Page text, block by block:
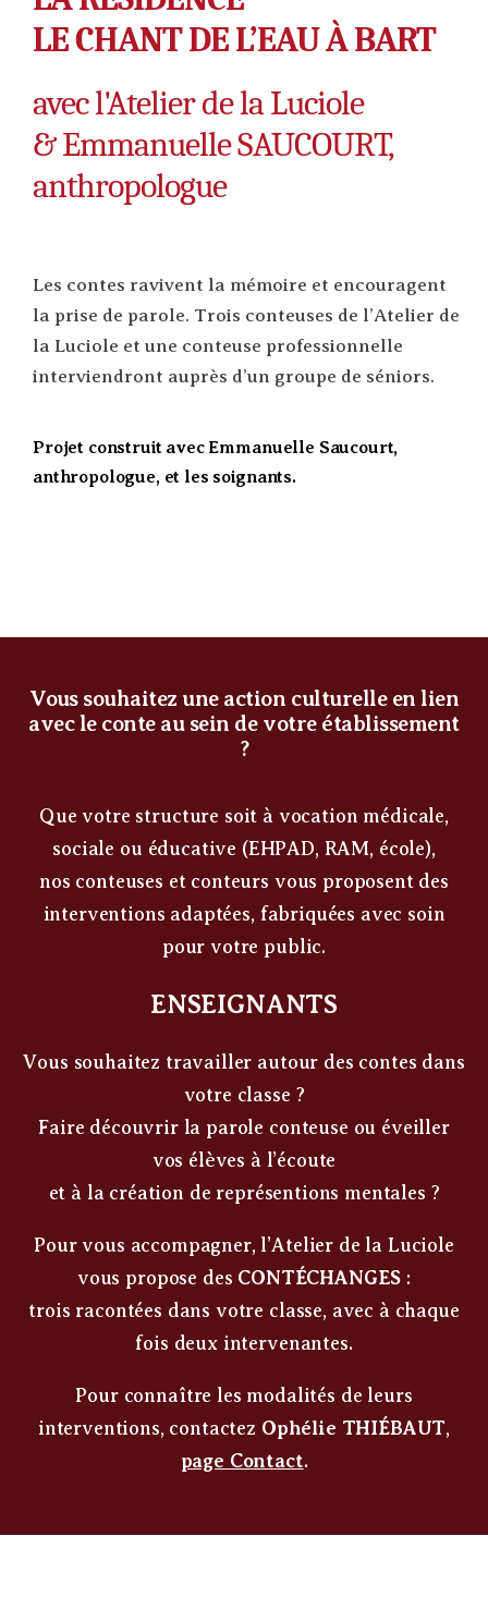
LE CHANT DE L’EAU À BART
avec l'Atelier de la Luciole
& Emmanuelle SAUCOURT,
anthropologue
Les contes ravivent la mémoire et encouragent
la prise de parole. Trois conteuses de l’Atelier de
la Luciole et une conteuse professionnelle
interviendront auprès d’un groupe de séniors.
Projet construit avec Emmanuelle Saucourt,
anthropologue, et les soignants.
Vous souhaitez une action culturelle en lien
avec le conte au sein de votre établissement
?
Que votre structure soit à vocation médicale,
sociale ou éducative (EHPAD, RAM, école),
nos conteuses et conteurs vous proposent des
interventions adaptées, fabriquées avec soin
pour votre public.
ENSEIGNANTS
Vous souhaitez travailler autour des contes dans
votre classe ?
Faire découvrir la parole conteuse ou éveiller
vos élèves à l’écoute
et à la création de représentions mentales ?
Pour vous accompagner, l’Atelier de la Luciole
vous propose des CONTÉCHANGES :
trois racontées dans votre classe, avec à chaque
fois deux intervenantes.
Pour connaître les modalités de leurs
interventions, contactez Ophélie THIÉBAUT,
page Contact.